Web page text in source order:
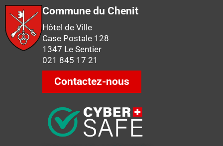
Commune du Chenit
Hôtel de Ville
Case Postale 128
1347 Le Sentier
021 845 17 21
Contactez-nous